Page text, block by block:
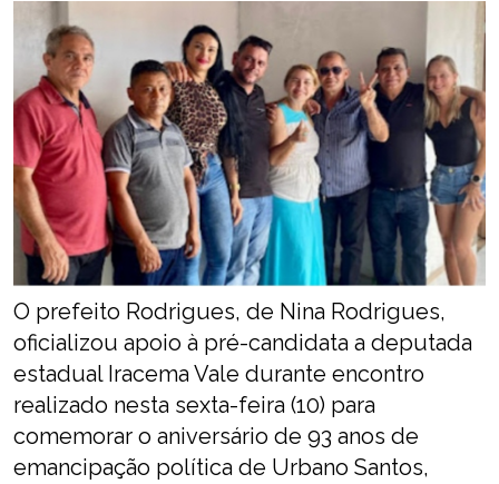
O prefeito Rodrigues, de Nina Rodrigues,
oficializou apoio à pré-candidata a deputada
estadual Iracema Vale durante encontro
realizado nesta sexta-feira (10) para
comemorar o aniversário de 93 anos de
emancipação política de Urbano Santos,